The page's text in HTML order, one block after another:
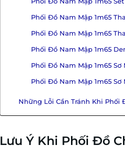
Phối Đồ Nam Mập 1m65
Phối Đồ Nam Mập 1m65
Phối Đồ Nam Mập 1m65
Phối Đồ Nam Mập 1m65 Sơ
Phối Đồ Nam Mập 1m65
Những Lỗi Cần Tránh Khi Phối
Lưu Ý Khi Phối Đồ